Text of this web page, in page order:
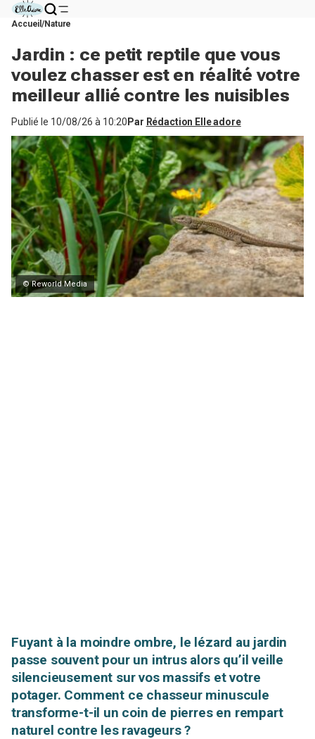
Accueil Nature
Jardin : ce petit reptile que vous
voulez chasser est en réalité votre
meilleur allié contre les nuisibles
Publié le 10/08/26 à 10:20 Par Rédaction Elle adore
© Reworld Media
Fuyant à la moindre ombre, le lézard au jardin
passe souvent pour un intrus alors qu’il veille
silencieusement sur vos massifs et votre
potager. Comment ce chasseur minuscule
transforme-t-il un coin de pierres en rempart
naturel contre les ravageurs ?